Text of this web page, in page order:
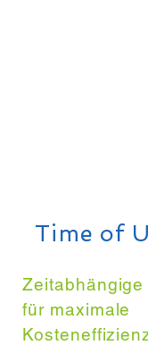
Time of
Zeitabhängige
für maximale